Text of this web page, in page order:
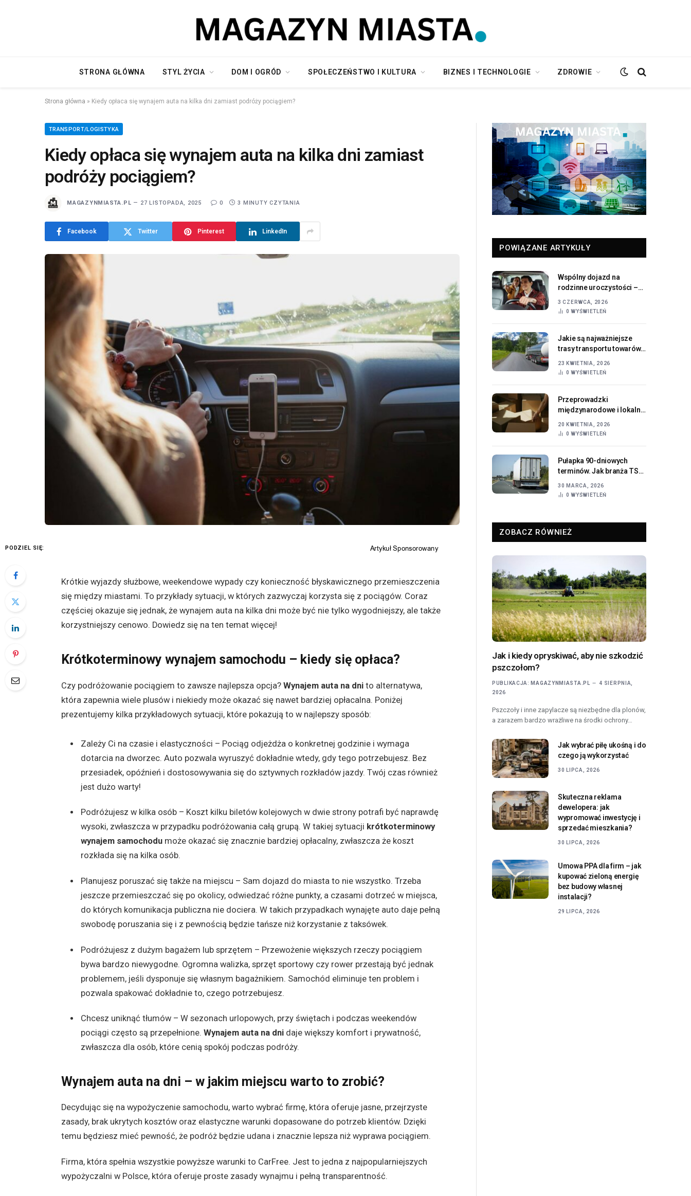
STRONA GŁÓWNA STYL ŻYCIA DOM I OGRÓD SPOŁECZEŃSTWO I KULTURA BIZNES I TECHNOLOGIE ZDROWIE
Strona główna » Kiedy opłaca się wynajem auta na kilka dni zamiast podróży pociągiem?
TRANSPORT/LOGISTYKA
Kiedy opłaca się wynajem auta na kilka dni zamiast
podróży pociągiem?
MAGAZYNMIASTA.PL 27 LISTOPADA, 2025 0 3 MINUTY CZYTANIA
Facebook Twitter Pinterest LinkedIn
PODZIEL SIĘ:
Krótkie wyjazdy służbowe, weekendowe wypady czy konieczność błyskawicznego przemieszczenia
się między miastami. To przykłady sytuacji, w których zazwyczaj korzysta się z pociągów. Coraz
częściej okazuje się jednak, że wynajem auta na kilka dni może być nie tylko wygodniejszy, ale także
korzystniejszy cenowo. Dowiedz się na ten temat więcej!
Krótkoterminowy wynajem samochodu – kiedy się opłaca?
Czy podróżowanie pociągiem to zawsze najlepsza opcja?Wynajem auta na dnito alternatywa,
która zapewnia wiele plusów i niekiedy może okazać się nawet bardziej opłacalna. Poniżej
prezentujemy kilka przykładowych sytuacji, które pokazują to w najlepszy sposób:
Zależy Ci na czasie i elastyczności – Pociąg odjeżdża o konkretnej godzinie i wymaga
dotarcia na dworzec. Auto pozwala wyruszyć dokładnie wtedy, gdy tego potrzebujesz. Bez
przesiadek, opóźnień i dostosowywania się do sztywnych rozkładów jazdy. Twój czas również
jest dużo warty!
Podróżujesz w kilka osób – Koszt kilku biletów kolejowych w dwie strony potrafi być naprawdę
wysoki, zwłaszcza w przypadku podróżowania całą grupą. W takiej sytuacji krótkoterminowy
wynajem samochodu może okazać się znacznie bardziej opłacalny, zwłaszcza że koszt
rozkłada się na kilka osób.
Planujesz poruszać się także na miejscu – Sam dojazd do miasta to nie wszystko. Trzeba
jeszcze przemieszczać się po okolicy, odwiedzać różne punkty, a czasami dotrzeć w miejsca,
do których komunikacja publiczna nie dociera. W takich przypadkach wynajęte auto daje pełną
swobodę poruszania się i z pewnością będzie tańsze niż korzystanie z taksówek.
Podróżujesz z dużym bagażem lub sprzętem – Przewożenie większych rzeczy pociągiem
bywa bardzo niewygodne. Ogromna walizka, sprzęt sportowy czy rower przestają być jednak
problemem, jeśli dysponuje się własnym bagażnikiem. Samochód eliminuje ten problem i
pozwala spakować dokładnie to, czego potrzebujesz.
Chcesz uniknąć tłumów – W sezonach urlopowych, przy świętach i podczas weekendów
pociągi często są przepełnione. Wynajem auta na dni daje większy komfort i prywatność,
zwłaszcza dla osób, które cenią spokój podczas podróży.
Wynajem auta na dni – w jakim miejscu warto to zrobić?
Decydując się na wypożyczenie samochodu, warto wybrać firmę, która oferuje jasne, przejrzyste
zasady, brak ukrytych kosztów oraz elastyczne warunki dopasowane do potrzeb klientów. Dzięki
temu będziesz mieć pewność, że podróż będzie udana i znacznie lepsza niż wyprawa pociągiem.
Firma, która spełnia wszystkie powyższe warunki to CarFree. Jest to jedna z najpopularniejszych
wypożyczalni w Polsce, która oferuje proste zasady wynajmu i pełną transparentność.
POWIĄZANE ARTYKUŁY
Wspólny dojazd na
rodzinne uroczystości –
zorganizować?
3 CZERWCA, 2026
0WYŚWIETLEŃ
Jakie są najważniejsze
trasy transportu towarów
23 KWIETNIA, 2026
0WYŚWIETLEŃ
Przeprowadzki
międzynarodowe i lokalne
20 KWIETNIA, 2026
0WYŚWIETLEŃ
Pułapka 90-dniowych
terminów. Jak branża TSL
rosnących kosztów
30 MARCA, 2026
0WYŚWIETLEŃ
ZOBACZ RÓWNIEŻ
Jak i kiedy opryskiwać, aby nie szkodzić
pszczołom?
PUBLIKACJA: MAGAZYNMIASTA.PL
4 SIERPNIA,
2026
Pszczoły i inne zapylacze są niezbędne dla plonów,
a zarazem bardzo wrażliwe na środki ochrony…
Jak wybrać piłę ukośną i do
czego ją wykorzystać
30 LIPCA, 2026
Skuteczna reklama
dewelopera: jak
wypromować inwestycję i
sprzedać mieszkania?
30 LIPCA, 2026
Umowa PPA dla firm – jak
kupować zieloną energię
bez budowy własnej
instalacji?
29 LIPCA, 2026